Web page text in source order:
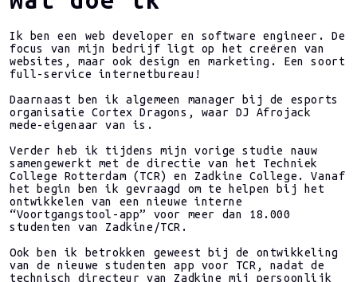
Ik ben een web developer en software engineer. De
focus van mijn bedrijf ligt op het creëren van
websites, maar ook design en marketing. Een soort
full-service internetbureau!
Daarnaast ben ik algemeen manager bij de esports
organisatie Cortex Dragons, waar DJ Afrojack
mede-eigenaar van is.
Verder heb ik tijdens mijn vorige studie nauw
samengewerkt met de directie van het Techniek
College Rotterdam (TCR) en Zadkine College. Vanaf
het begin ben ik gevraagd om te helpen bij het
ontwikkelen van een nieuwe interne
“Voortgangstool-app” voor meer dan 18.000
studenten van Zadkine/TCR.
Ook ben ik betrokken geweest bij de ontwikkeling
van de nieuwe studenten app voor TCR, nadat de
technisch directeur van Zadkine mij persoonlijk